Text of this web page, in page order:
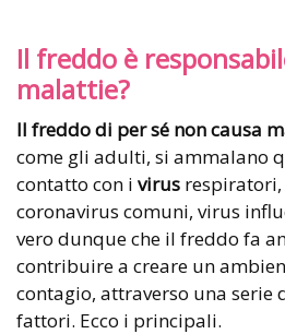
Il freddo è
malattie?
Il freddo di per sé non causa
come gli adulti, si ammalano
contatto con i virus
coronavirus comuni, virus
vero dunque che il freddo fa
contribuire a creare un
contagio, attraverso una serie
fattori. Ecco i principali.